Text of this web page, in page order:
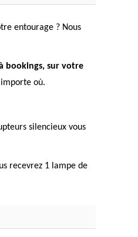
entourage ? Nous
bookings, sur votre
où.
silencieux vous
recevrez 1 lampe de